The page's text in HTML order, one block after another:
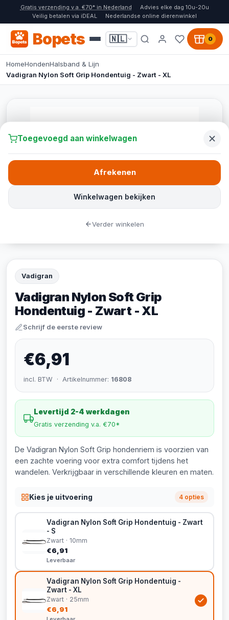
Gratis verzending v.a. €70* in Nederland
Advies elke dag 10u-20u
Veilig betalen via iDEAL
Nederlandse online dierenwinkel
Bopets 🇳🇱 0
HomeHondenHalsband & Lijn
Vadigran Nylon Soft Grip Hondentuig - Zwart - XL
Vadigran
Vadigran Nylon Soft Grip
Hondentuig - Zwart - XL
Schrijf de eerste review
€6,91
incl. BTW · Artikelnummer: 16808
Levertijd 2-4 werkdagen
Gratis verzending v.a. €70*
De Vadigran Nylon Soft Grip hondenriem is voorzien van
een zachte voering voor extra comfort tijdens het
wandelen. Verkrijgbaar in verschillende kleuren en maten.
Kies je uitvoering 4 opties
Vadigran Nylon Soft Grip Hondentuig - Zwart
- S
Zwart · 10mm
€6,91
Leverbaar
Vadigran Nylon Soft Grip Hondentuig -
Zwart - XL
Zwart · 25mm
€6,91
Toegevoegd aan winkelwagen
Winkelwagen bekijken
Afrekenen
Verder winkelen